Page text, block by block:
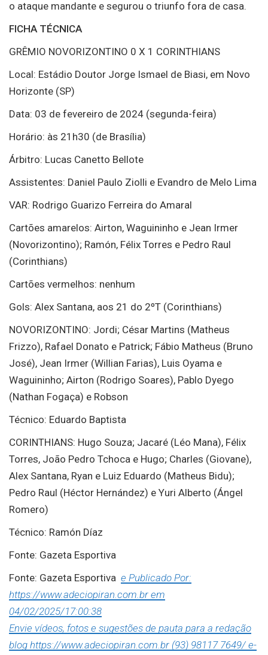
o ataque mandante e segurou o triunfo fora de casa.
FICHA TÉCNICA
GRÊMIO NOVORIZONTINO 0 X 1 CORINTHIANS
Local: Estádio Doutor Jorge Ismael de Biasi, em Novo
Horizonte (SP)
Data: 03 de fevereiro de 2024 (segunda-feira)
Horário: às 21h30 (de Brasília)
Árbitro: Lucas Canetto Bellote
Assistentes: Daniel Paulo Ziolli e Evandro de Melo Lima
VAR: Rodrigo Guarizo Ferreira do Amaral
Cartões amarelos: Airton, Waguininho e Jean Irmer
(Novorizontino); Ramón, Félix Torres e Pedro Raul
(Corinthians)
Cartões vermelhos: nenhum
Gols: Alex Santana, aos 21 do 2ºT (Corinthians)
NOVORIZONTINO: Jordi; César Martins (Matheus
Frizzo), Rafael Donato e Patrick; Fábio Matheus (Bruno
José), Jean Irmer (Willian Farias), Luis Oyama e
Waguininho; Airton (Rodrigo Soares), Pablo Dyego
(Nathan Fogaça) e Robson
Técnico: Eduardo Baptista
CORINTHIANS: Hugo Souza; Jacaré (Léo Mana), Félix
Torres, João Pedro Tchoca e Hugo; Charles (Giovane),
Alex Santana, Ryan e Luiz Eduardo (Matheus Bidu);
Pedro Raul (Héctor Hernández) e Yuri Alberto (Ángel
Romero)
Técnico: Ramón Díaz
Fonte: Gazeta Esportiva
Fonte: Gazeta Esportiva e Publicado Por:
https://www.adeciopiran.com.br em
04/02/2025/17:00:38
Envie vídeos, fotos e sugestões de pauta para a redação
blog https://www.adeciopiran.com.br (93) 98117 7649/ e-